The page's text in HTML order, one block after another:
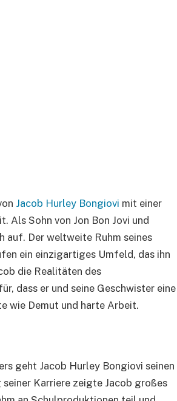
Jacob Hurley Bongiovi mit einer
Als Sohn von Jon Bon Jovi und
auf. Der weltweite Ruhm seines
ein einzigartiges Umfeld, das ihn
die Realitäten des
dass er und seine Geschwister eine
wie Demut und harte Arbeit.
geht Jacob Hurley Bongiovi seinen
Karriere zeigte Jacob großes